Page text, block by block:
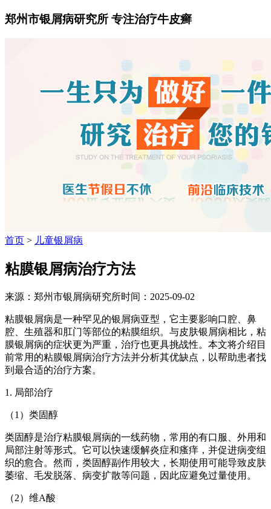
郑州市银屑病研究所 专注治疗牛皮癣
首页 > 儿童银屑病
粘膜银屑病治疗方法
来源：郑州市银屑病研究所时间：2025-09-02
粘膜银屑病是一种罕见的银屑病亚型，它主要影响口腔、鼻
腔、生殖器和肛门等部位的粘膜组织。与皮肤银屑病相比，粘
膜银屑病的症状更为严重，治疗也更具挑战性。本文将介绍目
前常用的粘膜银屑病治疗方法并分析其优缺点，以帮助患者找
到最合适的治疗方案。
1. 局部治疗
（1）类固醇
类固醇是治疗粘膜银屑病的一线药物，常用的有口服、外用和
局部注射等形式。它可以快速缓解炎症和瘙痒，并促进病变组
织的愈合。然而，类固醇副作用较大，长期使用可能导致皮肤
萎缩、毛发脱落、病变扩散等问题，因此应避免过量使用。
（2）维A酸